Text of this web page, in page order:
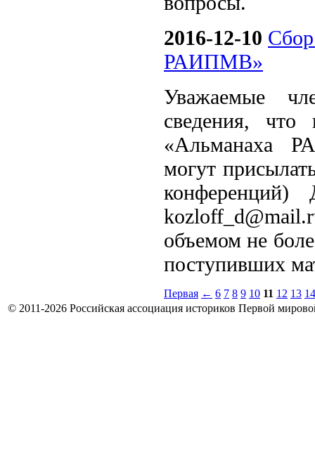
2016-12-10
РАИПМВ»
Уважаемые
сведения,
«Альманаха
могут
объемом не
поступивших
Первая ← 6 7 8 9 10 11 12 13 14
© 2011-2026 Российская ассоциация историков Первой